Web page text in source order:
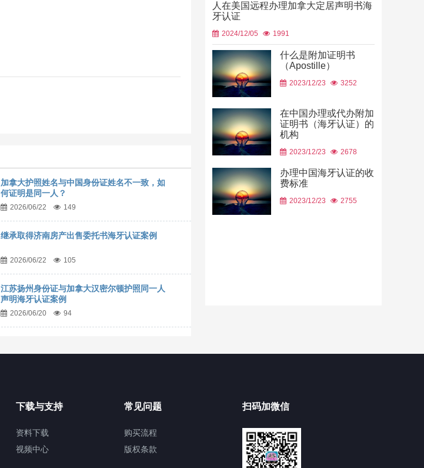
加拿大护照姓名与中国身份证姓名不一致，如
何证明是同一人？
2026/06/22 149
继承取得济南房产出售委托书海牙认证案例
2026/06/22 105
江苏扬州身份证与加拿大汉密尔顿护照同一人
声明海牙认证案例
2026/06/20 94
人在美国远程办理加拿大定居声明书海
牙认证
2024/12/05 1991
什么是附加证明书
（Apostille）
2023/12/23 3252
在中国办理或代办附加
证明书（海牙认证）的
机构
2023/12/23 2678
办理中国海牙认证的收
费标准
2023/12/23 2755
下载与支持
资料下载
视频中心
常见问题
购买流程
版权条款
扫码加微信